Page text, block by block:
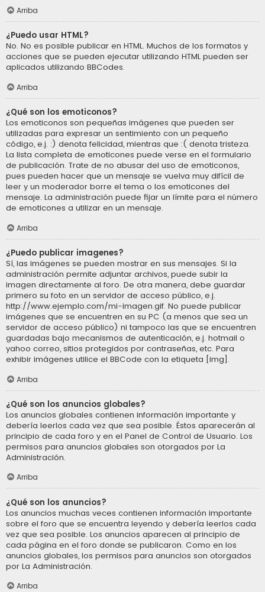
Arriba
¿Puedo usar HTML?
No. No es posible publicar en HTML. Muchos de los formatos y
acciones que se pueden ejecutar utilizando HTML pueden ser
aplicados utilizando BBCodes.
Arriba
¿Qué son los emoticonos?
Los emoticonos son pequeñas imágenes que pueden ser
utilizadas para expresar un sentimiento con un pequeño
código, e.j. :) denota felicidad, mientras que :( denota tristeza.
La lista completa de emoticones puede verse en el formulario
de publicación. Trate de no abusar del uso de emoticonos,
pues pueden hacer que un mensaje se vuelva muy difícil de
leer y un moderador borre el tema o los emoticones del
mensaje. La administración puede fijar un límite para el número
de emoticones a utilizar en un mensaje.
Arriba
¿Puedo publicar imagenes?
Sí, las imágenes se pueden mostrar en sus mensajes. Si la
administración permite adjuntar archivos, puede subir la
imagen directamente al foro. De otra manera, debe guardar
primero su foto en un servidor de acceso público, e.j.
http://www.ejemplo.com/mi-imagen.gif. No puede publicar
imágenes que se encuentren en su PC (a menos que sea un
servidor de acceso público) ni tampoco las que se encuentren
guardadas bajo mecanismos de autenticación, e.j. hotmail o
yahoo correo, sitios protegidos por contraseñas, etc. Para
exhibir imágenes utilice el BBCode con la etiqueta [img].
Arriba
¿Qué son los anuncios globales?
Los anuncios globales contienen información importante y
debería leerlos cada vez que sea posible. Éstos aparecerán al
principio de cada foro y en el Panel de Control de Usuario. Los
permisos para anuncios globales son otorgados por La
Administración.
Arriba
¿Qué son los anuncios?
Los anuncios muchas veces contienen información importante
sobre el foro que se encuentra leyendo y debería leerlos cada
vez que sea posible. Los anuncios aparecen al principio de
cada página en el foro donde se publicaron. Como en los
anuncios globales, los permisos para anuncios son otorgados
por La Administración.
Arriba